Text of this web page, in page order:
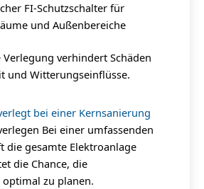
FI-Schutzschalter für
und Außenbereiche
Verlegung verhindert Schäden
und Witterungseinflüsse.
bei einer Kernsanierung
Bei einer umfassenden
die gesamte Elektroanlage
die Chance, die
zu planen.